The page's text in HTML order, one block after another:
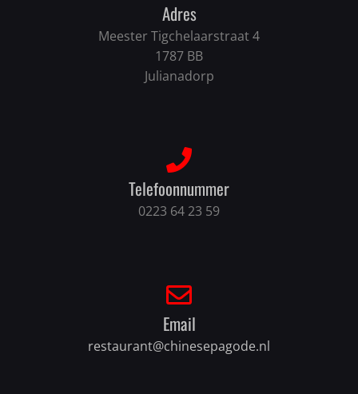
Adres
Meester Tigchelaarstraat 4
1787 BB
Julianadorp
Telefoonnummer
0223 64 23 59
Email
restaurant@chinesepagode.nl